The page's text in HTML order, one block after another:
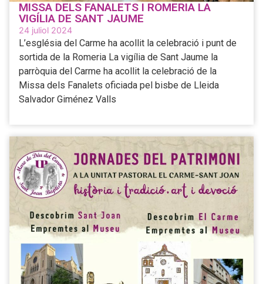
MISSA DELS FANALETS I ROMERIA LA
VIGÍLIA DE SANT JAUME
24 juliol 2024
L’església del Carme ha acollit la celebració i punt de
sortida de la Romeria La vigília de Sant Jaume la
parròquia del Carme ha acollit la celebració de la
Missa dels Fanalets oficiada pel bisbe de Lleida
Salvador Giménez Valls